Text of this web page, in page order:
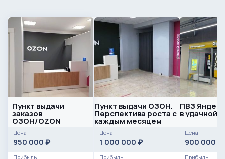
Пункт выдачи
заказов
ОЗОН/OZON
Цена
950 000 ₽
Прибыль
Пункт выдачи ОЗОН.
Перспектива роста с
каждым месяцем
Цена
1 000 000 ₽
Прибыль
ПВЗ
в удачной
Цена
900 000
Прибыль